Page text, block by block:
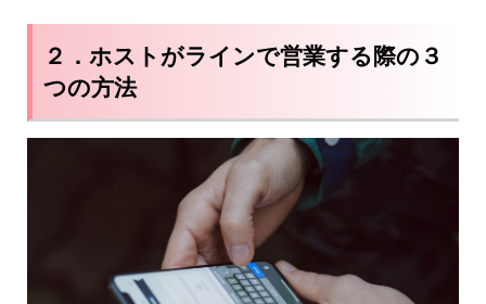
２．ホストがラインで営業する際の３
つの方法